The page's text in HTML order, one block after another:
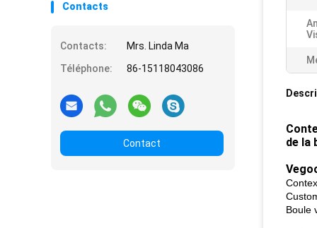
Contacts
Contacts:
Mrs. Linda Ma
Téléphone:
86-15118043086
Contact
de la
Boule